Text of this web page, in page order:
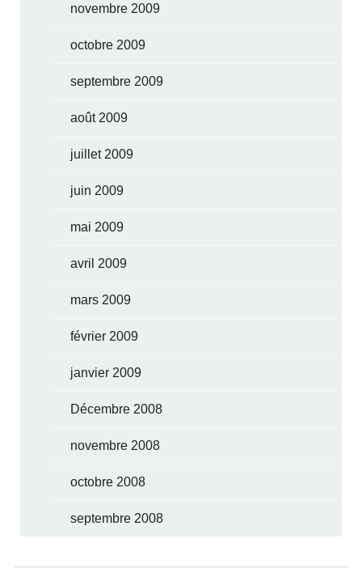
novembre 2009
octobre 2009
septembre 2009
août 2009
juillet 2009
juin 2009
mai 2009
avril 2009
mars 2009
février 2009
janvier 2009
Décembre 2008
novembre 2008
octobre 2008
septembre 2008